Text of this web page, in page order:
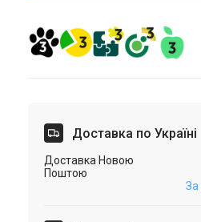
Доставка по Україні
Доставка Новою
Поштою
За